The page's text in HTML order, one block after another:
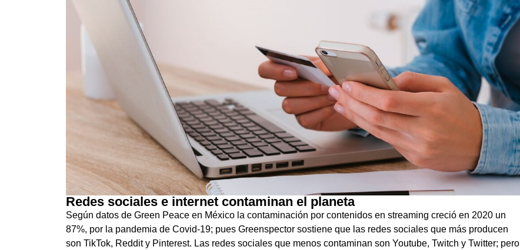
Redes sociales e internet contaminan el planeta
Según datos de Green Peace en México la contaminación por contenidos en streaming creció en 2020 un
87%, por la pandemia de Covid-19; pues Greenspector sostiene que las redes sociales que más producen
son TikTok, Reddit y Pinterest. Las redes sociales que menos contaminan son Youtube, Twitch y Twitter; pero